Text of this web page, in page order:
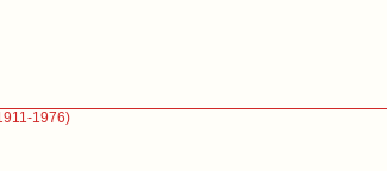
1976)